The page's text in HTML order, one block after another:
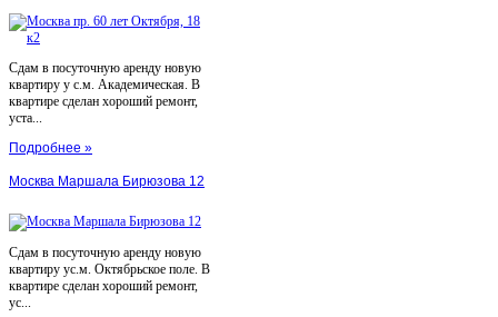
Сдам в посуточную аренду новую
квартиру у с.м. Академическая. В
квартире сделан хороший ремонт,
уста...
Подробнее »
Москва Маршала Бирюзова 12
Сдам в посуточную аренду новую
квартиру ус.м. Октябрьское поле. В
квартире сделан хороший ремонт,
ус...